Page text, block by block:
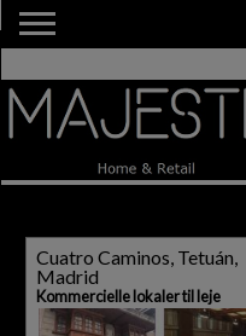
Cuatro Caminos, Tetuán,
Madrid
Kommercielle lokaler til leje